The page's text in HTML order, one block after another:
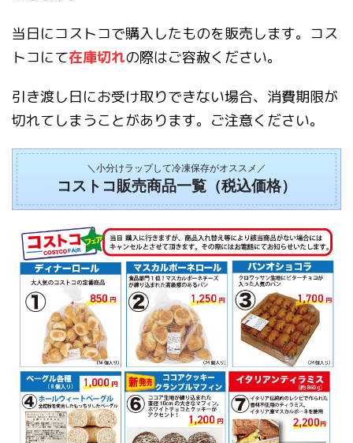
当日にコストコで購入したものを販売します。コス
トコにて在庫切れの際はご容赦ください。
引き渡し日にお受け取りできない場合、消費期限が
切れてしまうことがあります。ご注意ください。
＼小分けラップして冷凍保存がオススメ／
コストコ販売商品一覧（税込価格）